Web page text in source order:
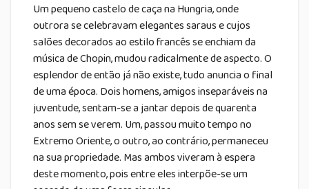
Um pequeno castelo de caça na Hungria, onde
outrora se celebravam elegantes saraus e cujos
salões decorados ao estilo francês se enchiam da
música de Chopin, mudou radicalmente de aspecto. O
esplendor de então já não existe, tudo anuncia o final
de uma época. Dois homens, amigos inseparáveis na
juventude, sentam-se a jantar depois de quarenta
anos sem se verem. Um, passou muito tempo no
Extremo Oriente, o outro, ao contrário, permaneceu
na sua propriedade. Mas ambos viveram à espera
deste momento, pois entre eles interpõe-se um